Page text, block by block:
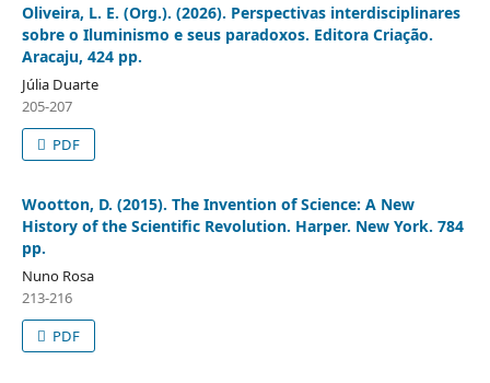
Oliveira, L. E. (Org.). (2026). Perspectivas interdisciplinares
sobre o Iluminismo e seus paradoxos. Editora Criação.
Aracaju, 424 pp.
Júlia Duarte
205-207
PDF
Wootton, D. (2015). The Invention of Science: A New
History of the Scientific Revolution. Harper. New York. 784
pp.
Nuno Rosa
213-216
PDF